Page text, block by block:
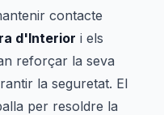
contacte
d'Interior i els
reforçar la seva
la seguretat. El
per resoldre la